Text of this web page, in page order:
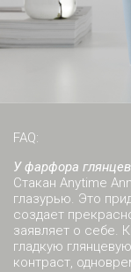
FAQ:
У фарфора
Стакан Anytime
глазурью. Это
создает
заявляет о себе.
гладкую
контраст,